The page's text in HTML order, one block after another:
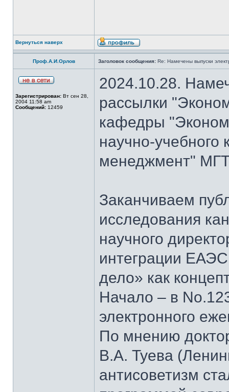
Вернуться наверх
Проф.А.И.Орлов Заголовок сообщения: Re: Намечены выпуски
Зарегистрирован: Вт сен 28,
2004 11:58 am
Сообщений: 12459
2024.10.28.
рассылки
кафедры
научно-
менеджмент"
Заканчиваем
исследования
научного
интеграции
дело» как
Начало – в
электронного
По мнению
В.А. Туева
антисоветизм